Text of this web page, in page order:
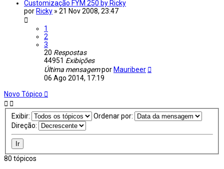
Customização FYM 250 by Ricky
por Ricky » 21 Nov 2008, 23:47
1
2
3
20 Respostas
44951 Exibições
Última mensagempor Mauribeer
06 Ago 2014, 17:19
Novo Tópico
Exibir:
Ordenar por:
Direção:
80 tópicos